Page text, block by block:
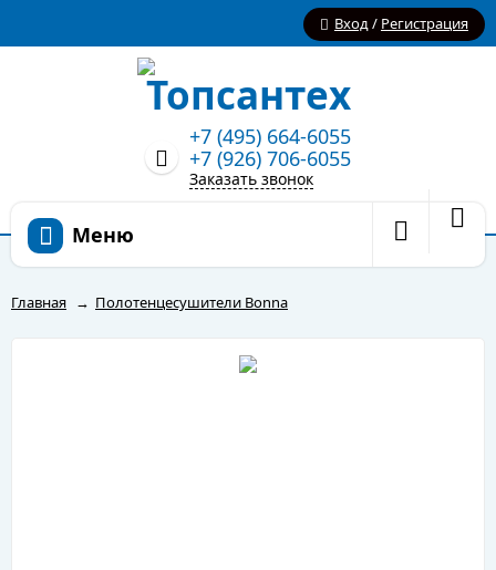
Вход/ Регистрация
+7 (495) 664-6055
+7 (926) 706-6055
Заказать звонок
Меню
Главная → Полотенцесушители Bonna